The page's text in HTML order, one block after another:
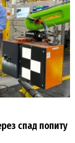
спад попиту